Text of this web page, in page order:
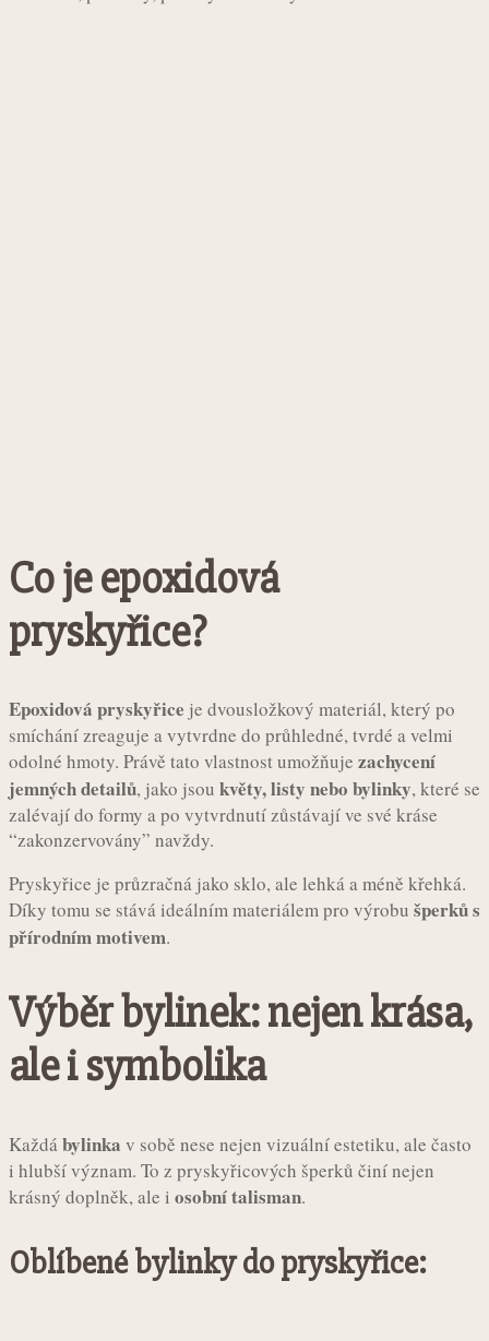
Co je epoxidová
pryskyřice?
Epoxidová pryskyřice je dvousložkový materiál, který po
smíchání zreaguje a vytvrdne do průhledné, tvrdé a velmi
odolné hmoty. Právě tato vlastnost umožňuje zachycení
jemných detailů, jako jsou květy, listy nebo bylinky, které se
zalévají do formy a po vytvrdnutí zůstávají ve své kráse
“zakonzervovány” navždy.
Pryskyřice je průzračná jako sklo, ale lehká a méně křehká.
Díky tomu se stává ideálním materiálem pro výrobu šperků s
přírodním motivem.
Výběr bylinek: nejen krása,
ale i symbolika
Každá bylinka v sobě nese nejen vizuální estetiku, ale často
i hlubší význam. To z pryskyřicových šperků činí nejen
krásný doplněk, ale i osobní talisman.
Oblíbené bylinky do pryskyřice: